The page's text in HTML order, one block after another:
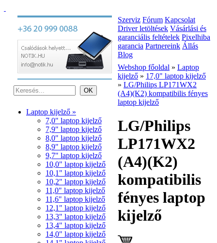
Laptop kijelző »
7,0" laptop kijelző
7,9" laptop kijelző
8,0" laptop kijelző
8,9" laptop kijelző
9,7" laptop kijelző
10,0" laptop kijelző
10,1" laptop kijelző
10,2" laptop kijelző
11,0" laptop kijelző
11,6" laptop kijelző
12,1" laptop kijelző
13,3" laptop kijelző
13,4" laptop kijelző
14,0" laptop kijelző
Szerviz Fórum Kapcsolat
Driver letöltések Vásárlási és
garanciális feltételek Pixelhiba
garancia Partnereink Állás
Blog
Webshop főoldal » Laptop
kijelző » 17,0" laptop kijelző
» LG/Philips LP171WX2
(A4)(K2) kompatibilis fényes
laptop kijelző
LG/Philips
LP171WX2
(A4)(K2)
kompatibilis
fényes laptop
kijelző